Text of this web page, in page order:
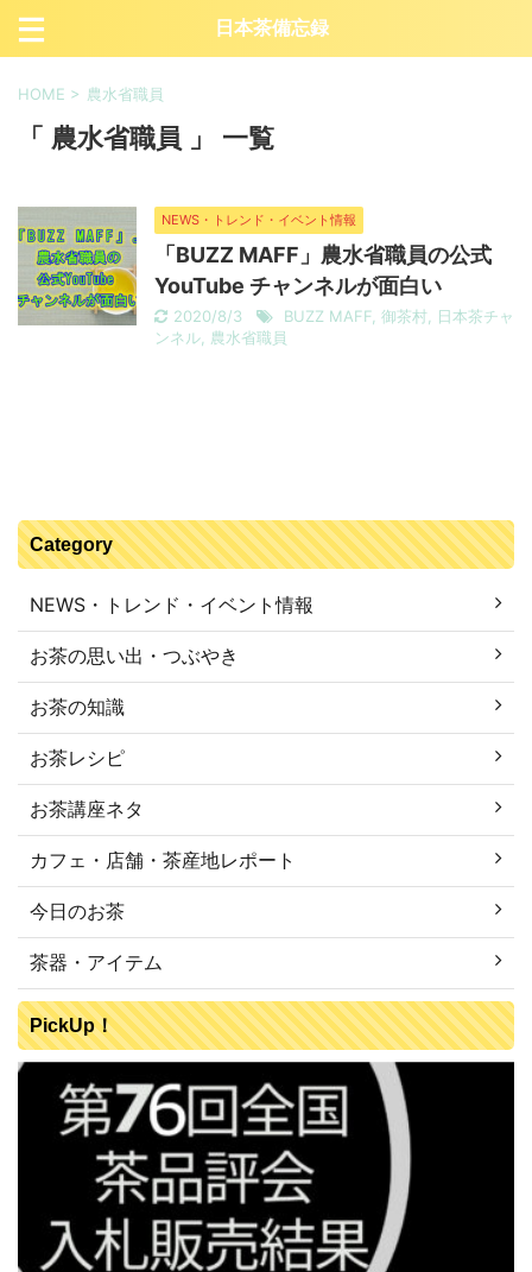
日本茶備忘録
HOME > 農水省職員
「 農水省職員 」 一覧
NEWS・トレンド・イベント情報
「BUZZ MAFF」農水省職員の公式
YouTube チャンネルが面白い
2020/8/3 BUZZ MAFF 御茶村
日本茶チャ
ンネル 農水省職員
Category
NEWS・トレンド・イベント情報
お茶の思い出・つぶやき
お茶の知識
お茶レシピ
お茶講座ネタ
カフェ・店舗・茶産地レポート
今日のお茶
茶器・アイテム
PickUp！